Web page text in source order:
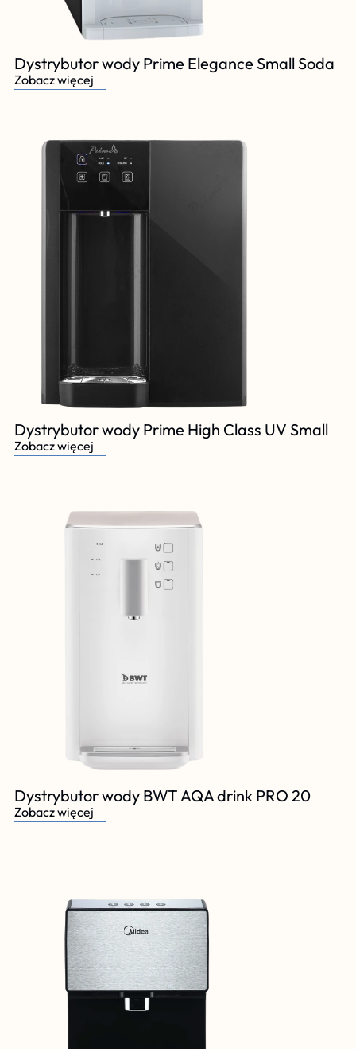
Dystrybutor wody Prime Elegance Small Soda
Zobacz więcej
Dystrybutor wody Prime High Class UV Small
Zobacz więcej
Dystrybutor wody BWT AQA drink PRO 20
Zobacz więcej